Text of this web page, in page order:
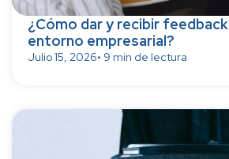
¿Cómo dar y recibir
entorno empresarial?
Julio 15, 2026• 9 min de lectura